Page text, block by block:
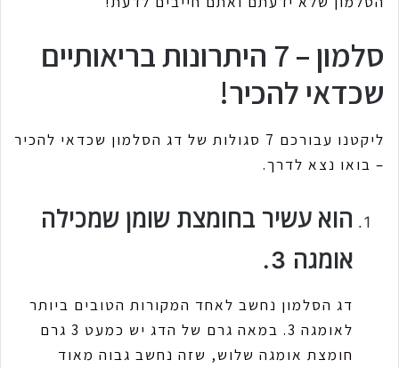
סלמון – 7 היתרונות בריאותיים
שכדאי להכיר!
ליקטנו עבורכם 7 סגולות של דג הסלמון שכדאי להכיר
– בואו נצא לדרך.
הוא עשיר בחומצת שומן שמכילה
אומגה 3.
דג הסלמון נחשב לאחד המקורות הטובים ביותר
לאומגה 3. במאה גרם של הדג יש כמעט 3 גרם
חומצת אומגה שלוש, שזה נחשב גבוה מאוד